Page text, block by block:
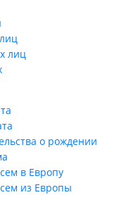
лиц
о рождении
в Европу
из Европы